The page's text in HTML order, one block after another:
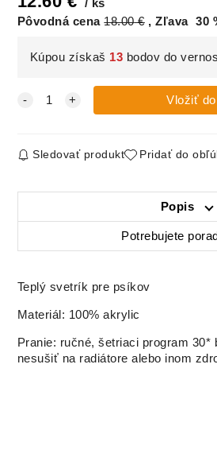
ks
Pôvodná cena 18.00€ Zľava 30
Kúpou získaš 13 bodov do
Sledovať produkt Pridať do
Popis
Potrebujete
Teplý svetrík pre psíkov
Materiál: 100% akrylic
Pranie: ručné, šetriaci program 30*
nesušiť na radiátore alebo inom